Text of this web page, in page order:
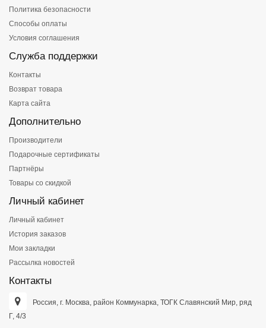
Политика безопасности
Способы оплаты
Условия соглашения
Служба поддержки
Контакты
Возврат товара
Карта сайта
Дополнительно
Производители
Подарочные сертификаты
Партнёры
Товары со скидкой
Личный кабинет
Личный кабинет
История заказов
Мои закладки
Рассылка новостей
Контакты
Россия, г. Москва, район Коммунарка, ТОГК Славянский Мир, ряд
Г, 4/3